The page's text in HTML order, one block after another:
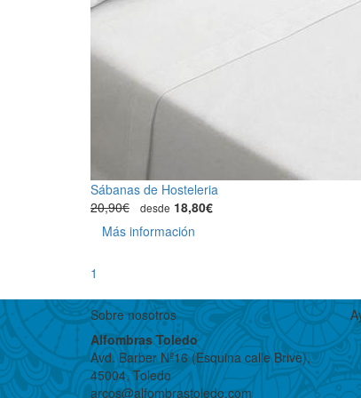
Sábanas de Hosteleria
20,90€
desde 18,80€
Más información
1
Sobre nosotros
Alfombras Toledo
Avd. Barber Nº16 (Esquina calle Brive),
45004, Toledo
arcos@alfombrastoledo.com